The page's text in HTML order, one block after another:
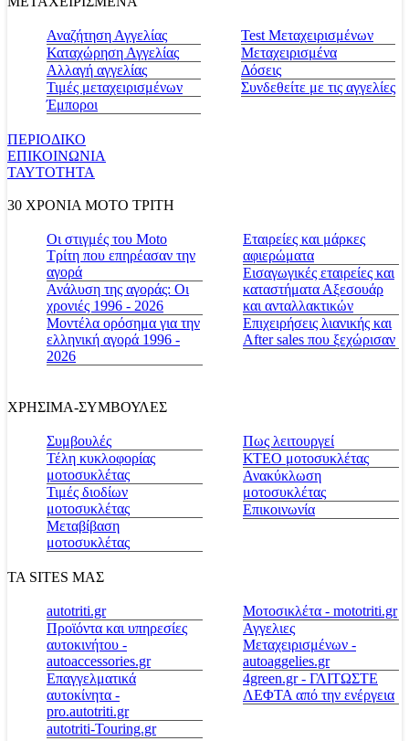
Αναζήτηση Αγγελίας
Καταχώρηση Αγγελίας
Αλλαγή αγγελίας
Τιμές μεταχειρισμένων
Έμποροι
Test Μεταχειρισμένων
Μεταχειρισμένα
Δόσεις
Συνδεθείτε με τις αγγελίες
ΠΕΡΙΟΔΙΚΟ
ΕΠΙΚΟΙΝΩΝΙΑ
ΤΑΥΤΟΤΗΤΑ
30 ΧΡΟΝΙΑ MOTO ΤΡΙΤΗ
Οι στιγμές του Moto
Τρίτη που επηρέασαν την
αγορά
Ανάλυση της αγοράς: Οι
χρονιές 1996 - 2026
Μοντέλα ορόσημα για την
ελληνική αγορά 1996 -
2026
Εταιρείες και μάρκες
αφιερώματα
Εισαγωγικές εταιρείες και
καταστήματα Αξεσουάρ
και ανταλλακτικών
Επιχειρήσεις λιανικής και
After sales που ξεχώρισαν
ΧΡΗΣΙΜΑ-ΣΥΜΒΟΥΛΕΣ
Συμβουλές
Τέλη κυκλοφορίας
μοτοσυκλέτας
Τιμές διοδίων
μοτοσυκλέτας
Μεταβίβαση
μοτοσυκλέτας
Πως λειτουργεί
ΚΤΕΟ μοτοσυκλέτας
Ανακύκλωση
μοτοσυκλέτας
Επικοινωνία
ΤΑ SITES ΜΑΣ
autotriti.gr
Προϊόντα και υπηρεσίες
αυτοκινήτου -
autoaccessories.gr
Επαγγελματικά
αυτοκίνητα -
pro.autotriti.gr
autotriti-Touring.gr
Μοτοσικλέτα - mototriti.gr
Αγγελιες
Μεταχειρισμένων -
autoaggelies.gr
4green.gr - ΓΛΙΤΩΣΤΕ
ΛΕΦΤΑ από την ενέργεια